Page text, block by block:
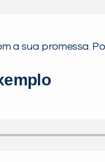
a sua promessa.